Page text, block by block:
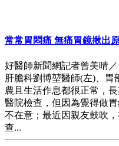
常常胃悶痛 無痛胃鏡揪出
好醫師新聞網記者曾美晴
肝膽科劉博堃醫師(左)、胃
農且生活作息都很正常，
醫院檢查，但因為覺得做
不在意；最近因親友鼓吹
查...